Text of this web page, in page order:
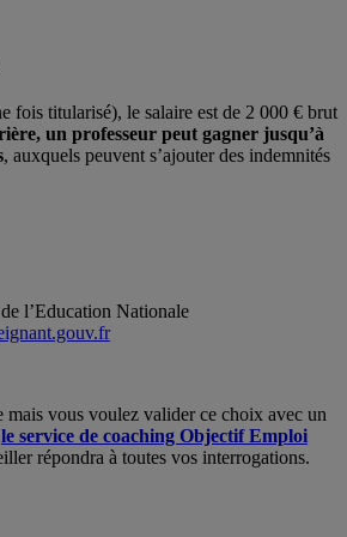
fois titularisé), le salaire est de 2 000 € brut
un professeur peut gagner jusqu’à
, auxquels peuvent s’ajouter des indemnités
l’Education Nationale
mais vous voulez valider ce choix avec un
le service de coaching Objectif Emploi
répondra à toutes vos interrogations.